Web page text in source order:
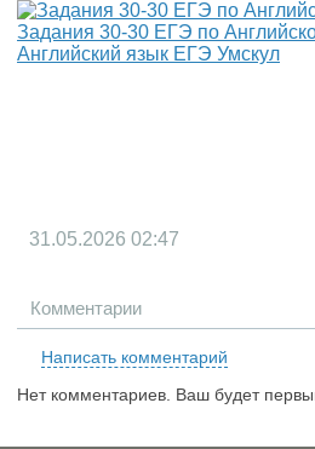
Задания 30-30 ЕГЭ по
Английский язык ЕГЭ Умскул
31.05.2026 02:47
Комментарии
Написать комментарий
Нет комментариев. Ваш будет